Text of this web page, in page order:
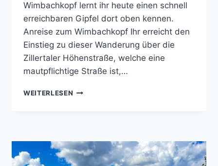
Wimbachkopf lernt ihr heute einen schnell
erreichbaren Gipfel dort oben kennen.
Anreise zum Wimbachkopf Ihr erreicht den
Einstieg zu dieser Wanderung über die
Zillertaler Höhenstraße, welche eine
mautpflichtige Straße ist,…
WEITERLESEN WANDERUNG
ZILLERTALER
HÖHENSTRASSE